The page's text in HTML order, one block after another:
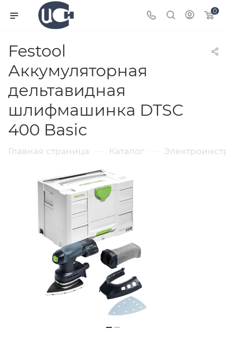
0
Festool
Аккумуляторная
дельтавидная
шлифмашинка DTSC
400 Basic
Главная страница Каталог